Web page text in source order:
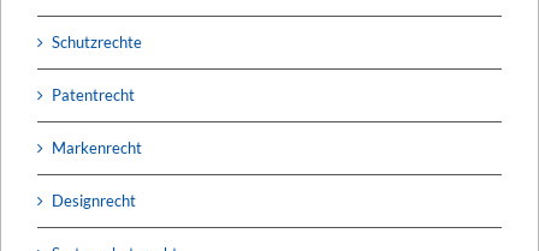
Schutzrechte
Patentrecht
Markenrecht
Designrecht